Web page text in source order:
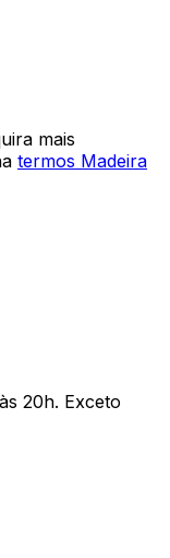
mais
termos Madeira
20h. Exceto